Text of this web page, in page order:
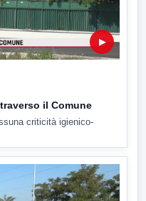
▶
il Comune
criticità igienico-